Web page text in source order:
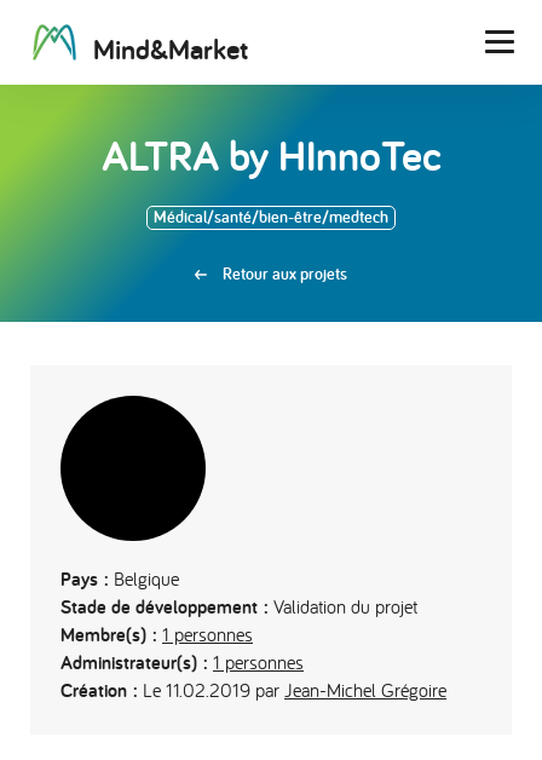
Mind&Market
ALTRA by HInnoTec
Médical/santé/bien-être/medtech
Retour aux projets
Pays : Belgique
Stade de développement : Validation du projet
Membre(s) : 1 personnes
Administrateur(s) : 1 personnes
Création : Le 11.02.2019 par Jean-Michel Grégoire